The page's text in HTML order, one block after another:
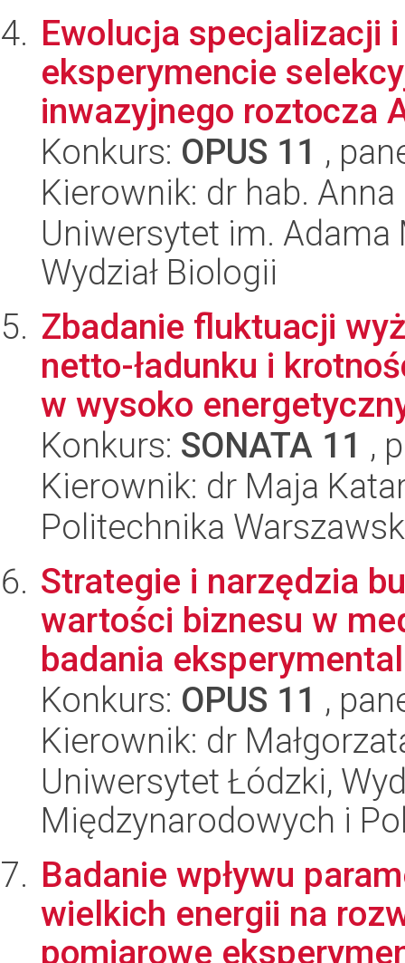
Ewolucja specjalizacji
eksperymencie
inwazyjnego roztocza
Konkurs: OPUS 11 ,
Kierownik: dr hab.
Uniwersytet im.
Wydział Biologii
Zbadanie fluktuacji
netto-ładunku i
w wysoko
Konkurs: SONATA 11 ,
Kierownik: dr Maja
Politechnika
Strategie i narzędzia
wartości biznesu w
badania
Konkurs: OPUS 11 ,
Kierownik: dr
Uniwersytet Łódzki,
Międzynarodowych i
Badanie wpływu
wielkich energii na
pomiarowe